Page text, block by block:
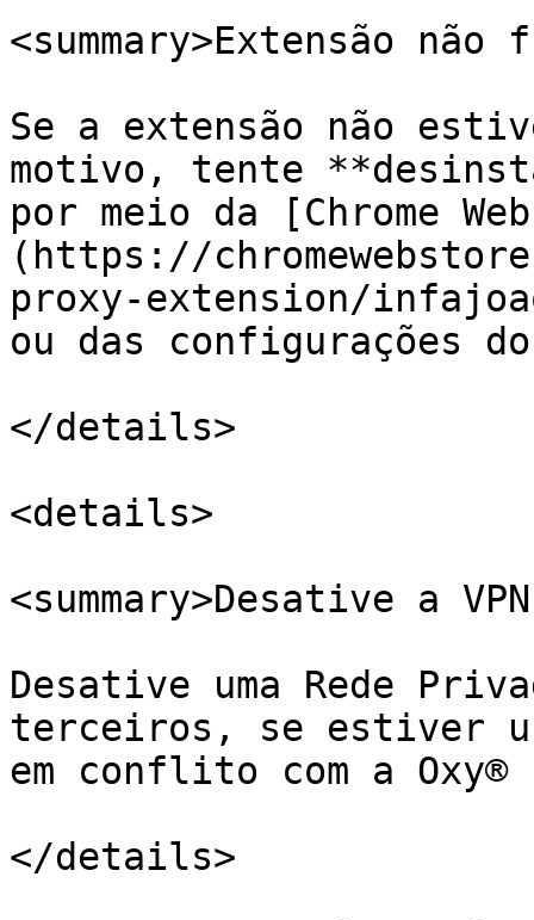
<summary>Extensão não
Se a extensão não
motivo, tente
por meio da [Chrome
(https://
proxy-extension/
ou das configurações
</details>
<details>
<summary>Desative a
Desative uma Rede
terceiros, se estiver
em conflito com a Oxy®
</details>